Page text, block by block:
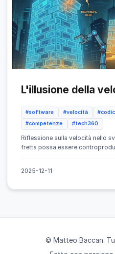
L'illusione della
#software #velocità
#competenze
#tech360
Riflessione sulla velocità nello
fretta possa essere
2025-12-11
© Matteo Baccan.